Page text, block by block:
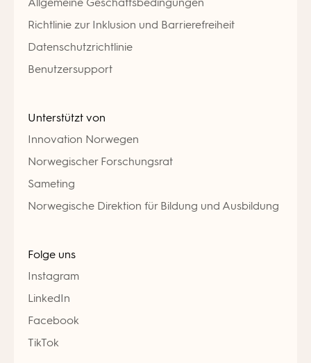
Richtlinie zur Inklusion und Barrierefreiheit
Datenschutzrichtlinie
Benutzersupport
Unterstützt von
Innovation Norwegen
Norwegischer Forschungsrat
Sameting
Norwegische Direktion für Bildung und Ausbildung
Folge uns
Instagram
LinkedIn
Facebook
TikTok